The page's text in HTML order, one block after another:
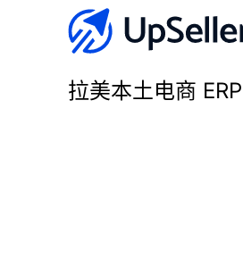
拉美本土电商 ERP